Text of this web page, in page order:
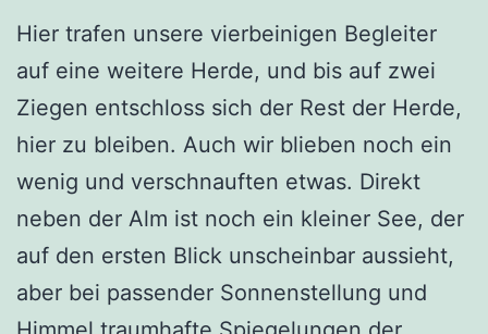
Hier trafen unsere vierbeinigen Begleiter
auf eine weitere Herde, und bis auf zwei
Ziegen entschloss sich der Rest der Herde,
hier zu bleiben. Auch wir blieben noch ein
wenig und verschnauften etwas. Direkt
neben der Alm ist noch ein kleiner See, der
auf den ersten Blick unscheinbar aussieht,
aber bei passender Sonnenstellung und